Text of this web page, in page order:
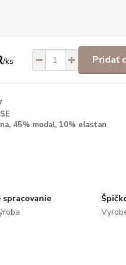
/ks Pridať
45% modal, 10% elastan